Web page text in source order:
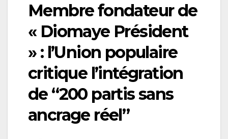
Membre fondateur de
« Diomaye Président
» : l’Union populaire
critique l’intégration
de “200 partis sans
ancrage réel”